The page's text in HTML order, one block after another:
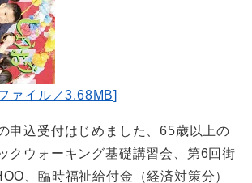
ァイル／3.68MB]
申込受付はじめました、65歳以上の
クウォーキング基礎講習会、第6回街
、臨時福祉給付金（経済対策分）